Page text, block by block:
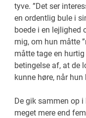
tyve. ”Det ser
en ordentlig bule i
boede i en lejlighed
mig, om hun måtte
måtte tage en
betingelse af, at de
kunne høre, når hun
De gik sammen op
meget mere end